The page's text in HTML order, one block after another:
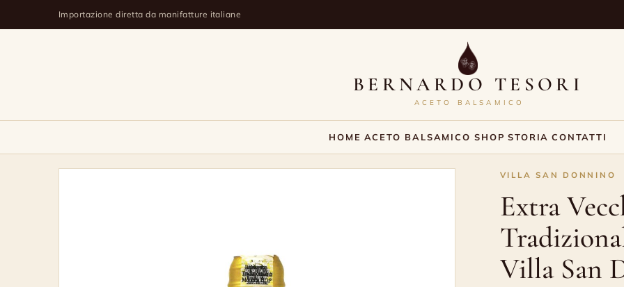
Importazione diretta da manifatture italiane
BERNARDO TESORI
ACETO BALSAMICO
HOME ACETO BALSAMICO SHOP STORIA CONTATTI
VILLA SAN DONNINO
Extra
Villa San